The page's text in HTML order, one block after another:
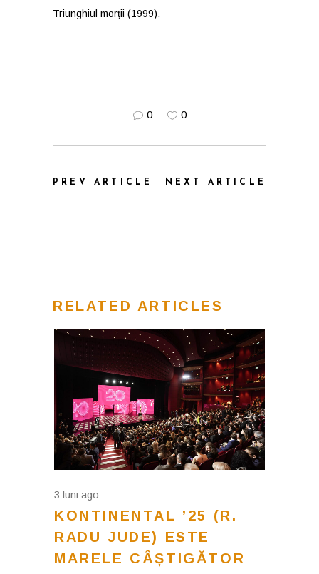
Triunghiul morții (1999).
0 0
PREV ARTICLE NEXT ARTICLE
RELATED ARTICLES
3 luni ago
KONTINENTAL ’25 (R.
RADU JUDE) ESTE
MARELE CÂȘTIGĂTOR